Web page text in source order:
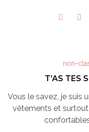
non-
T’AS TES
Vous le savez, je suis
vêtements et